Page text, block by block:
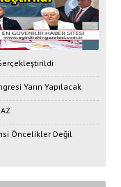
Yarın Yapılacak
Öncelikler Değil